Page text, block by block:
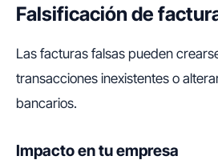
Falsificación de
Las facturas falsas pueden
transacciones inexistentes o
bancarios.
Impacto en tu empresa